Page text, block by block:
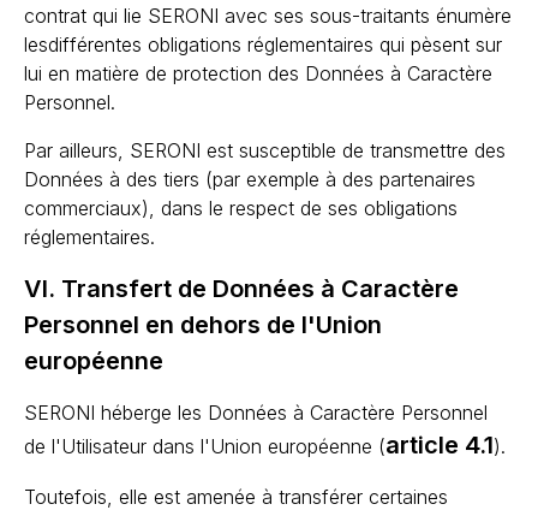
contrat qui lie SERONI avec ses sous-traitants énumère
lesdifférentes obligations réglementaires qui pèsent sur
lui en matière de protection des Données à Caractère
Personnel.
Par ailleurs, SERONI est susceptible de transmettre des
Données à des tiers (par exemple à des partenaires
commerciaux), dans le respect de ses obligations
réglementaires.
VI. Transfert de Données à Caractère
Personnel en dehors de l'Union
européenne
SERONI héberge les Données à Caractère Personnel
de l'Utilisateur dans l'Union européenne (article 4.1).
Toutefois, elle est amenée à transférer certaines